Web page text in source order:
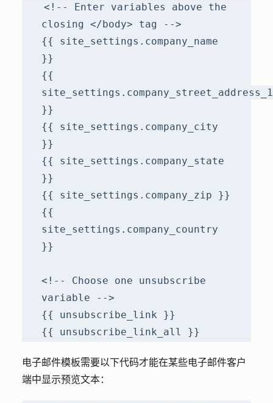
<!-- Enter variables above the
closing </body> tag -->
{{ site_settings.company_name
}}
{{
site_settings.company_street_address_1
}}
{{ site_settings.company_city
}}
{{ site_settings.company_state
}}
{{ site_settings.company_zip }}
{{
site_settings.company_country
}}
<!-- Choose one unsubscribe
variable -->
{{ unsubscribe_link }}
{{ unsubscribe_link_all }}
电子邮件模板需要以下代码才能在某些电子邮件客户
端中显示预览文本：